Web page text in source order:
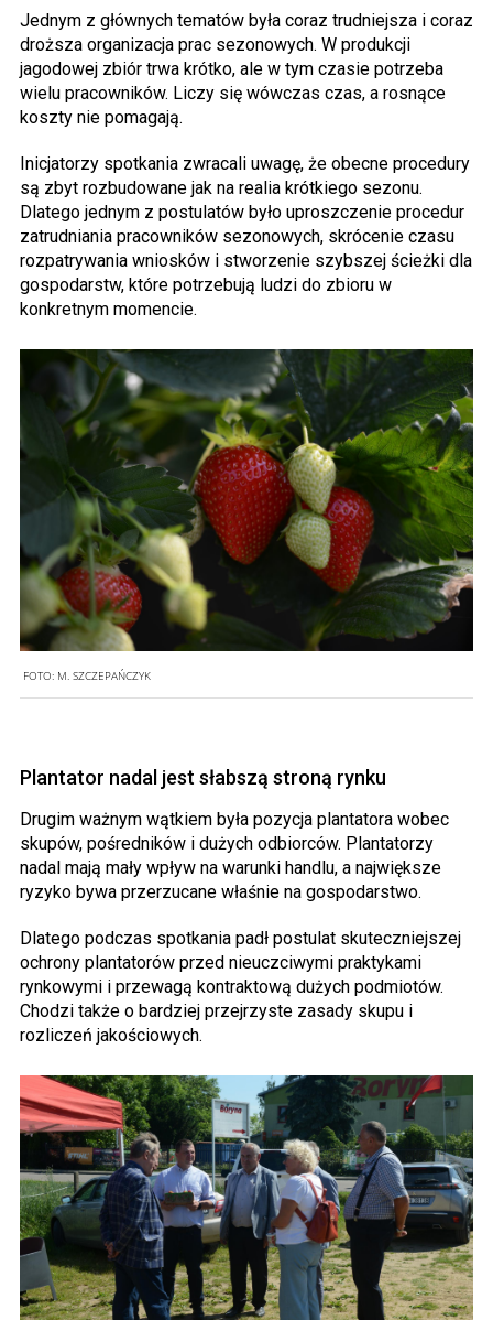
Jednym z głównych tematów była coraz trudniejsza i coraz
droższa organizacja prac sezonowych. W produkcji
jagodowej zbiór trwa krótko, ale w tym czasie potrzeba
wielu pracowników. Liczy się wówczas czas, a rosnące
koszty nie pomagają.
Inicjatorzy spotkania zwracali uwagę, że obecne procedury
są zbyt rozbudowane jak na realia krótkiego sezonu.
Dlatego jednym z postulatów było uproszczenie procedur
zatrudniania pracowników sezonowych, skrócenie czasu
rozpatrywania wniosków i stworzenie szybszej ścieżki dla
gospodarstw, które potrzebują ludzi do zbioru w
konkretnym momencie.
FOTO: M. SZCZEPAŃCZYK
Plantator nadal jest słabszą stroną rynku
Drugim ważnym wątkiem była pozycja plantatora wobec
skupów, pośredników i dużych odbiorców. Plantatorzy
nadal mają mały wpływ na warunki handlu, a największe
ryzyko bywa przerzucane właśnie na gospodarstwo.
Dlatego podczas spotkania padł postulat skuteczniejszej
ochrony plantatorów przed nieuczciwymi praktykami
rynkowymi i przewagą kontraktową dużych podmiotów.
Chodzi także o bardziej przejrzyste zasady skupu i
rozliczeń jakościowych.